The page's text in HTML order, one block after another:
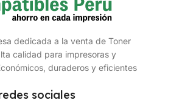
dedicada a la venta de Toner
calidad para impresoras y
duraderos y eficientes
sociales